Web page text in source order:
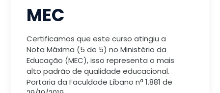
MEC
Certificamos que este curso atingiu a
Nota Máxima (5 de 5) no Ministério da
Educação (MEC), isso representa o mais
alto padrão de qualidade educacional.
Portaria da Faculdade Líbano nª 1.881 de